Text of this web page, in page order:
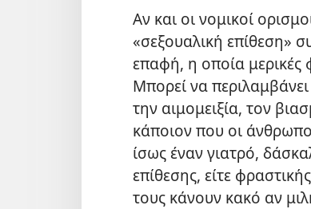
Αν και οι νομικοί
«σεξουαλική επίθεση»
επαφή, η οποία μερικές
Μπορεί να
την αιμομειξία, τον
κάποιον που οι
ίσως έναν γιατρό,
επίθεσης, είτε
τους κάνουν κακό αν